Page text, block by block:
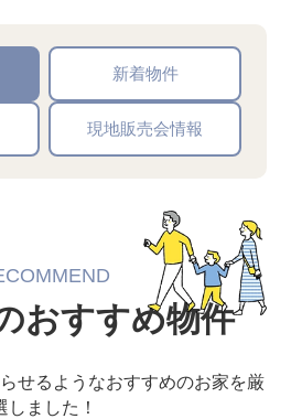
新着物件
現地販売会情報
おすすめ物件
せるようなおすすめのお家を厳
しました！